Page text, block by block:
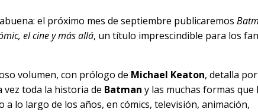
el próximo mes de septiembre publicaremos
el cine y más allá, un título imprescindible para los
volumen, con prólogo de Michael Keaton, detalla por
vez toda la historia de Batman y las muchas formas que
a lo largo de los años, en cómics, televisión, animación,